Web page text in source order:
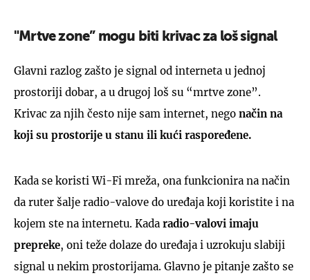
"Mrtve zone” mogu biti krivac za loš signal
Glavni razlog zašto je signal od interneta u jednoj
prostoriji dobar, a u drugoj loš su “mrtve zone”.
Krivac za njih često nije sam internet, nego način na
koji su prostorije u stanu ili kući raspoređene.
Kada se koristi Wi-Fi mreža, ona funkcionira na način
da ruter šalje radio-valove do uređaja koji koristite i na
kojem ste na internetu. Kada radio-valovi imaju
prepreke, oni teže dolaze do uređaja i uzrokuju slabiji
signal u nekim prostorijama. Glavno je pitanje zašto se